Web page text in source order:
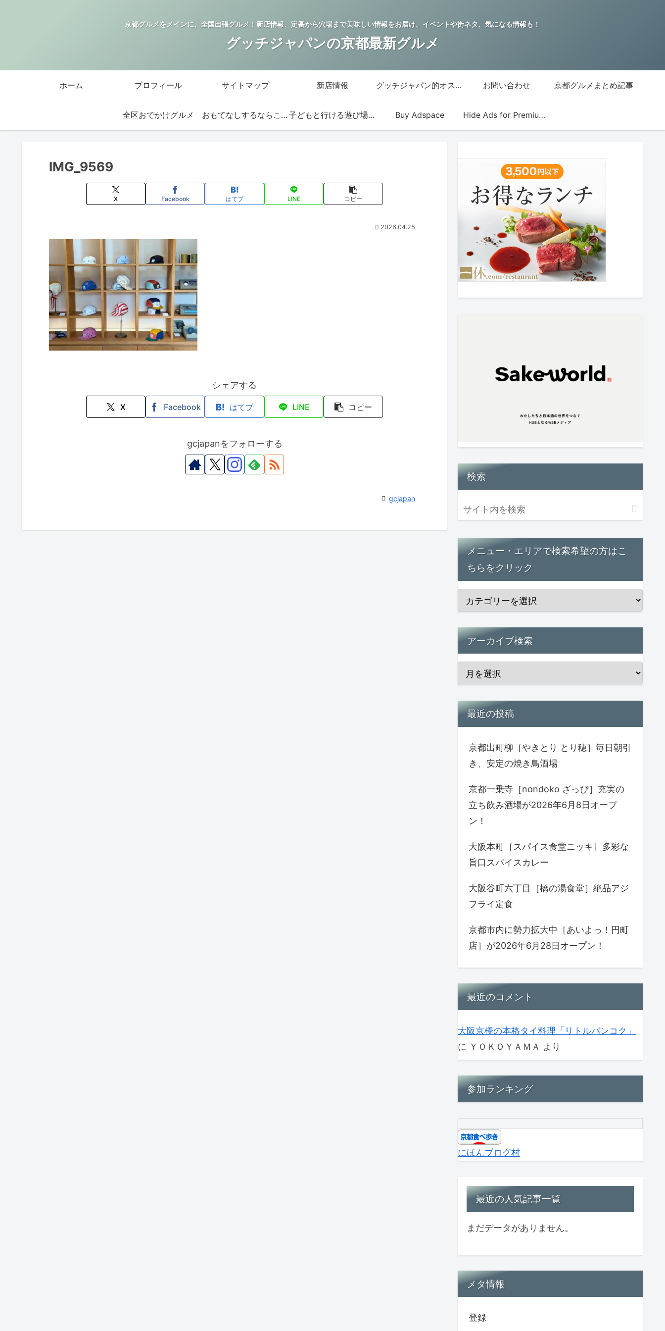
京都グルメをメインに、全国出張グルメ！新店情報、定番から穴場まで美味しい情報をお届け。イベントや街ネタ、気になる情報も！
グッチジャパンの京都最新グルメ
ホーム プロフィール サイトマップ 新店情報 グッチジャパン的オススメ店 お問い合わせ 京都グルメまとめ記事
全区おでかけグルメ おもてなしするならこの店 子どもと行ける遊び場・お店 Buy Adspace Hide Ads for Premium Members
IMG_9569
X Facebook はてブ LINE コピー
2026.04.25
シェアする
X Facebook はてブ LINE コピー
gcjapanをフォローする
gcjapan
検索
メニュー・エリアで検索希望の方はこ
ちらをクリック
アーカイブ検索
最近の投稿
京都出町柳［やきとり とり穂］毎日朝引
き、安定の焼き鳥酒場
京都一乗寺［nondoko ざっぴ］充実の
立ち飲み酒場が2026年6月8日オープ
ン！
大阪本町［スパイス食堂ニッキ］多彩な
旨口スパイスカレー
大阪谷町六丁目［橋の湯食堂］絶品アジ
フライ定食
京都市内に勢力拡大中［あいよっ！円町
店］が2026年6月28日オープン！
最近のコメント
大阪京橋の本格タイ料理「リトルバンコク」
に ＹＯＫＯＹＡＭＡ より
参加ランキング
にほんブログ村
最近の人気記事一覧
まだデータがありません。
メタ情報
登録